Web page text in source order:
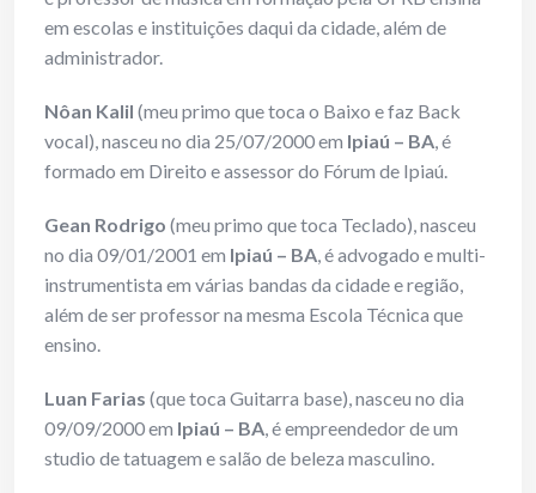
em escolas e instituições daqui da cidade, além de
administrador.
Nôan Kalil (meu primo que toca o Baixo e faz Back
vocal), nasceu no dia 25/07/2000 em Ipiaú – BA, é
formado em Direito e assessor do Fórum de Ipiaú.
Gean Rodrigo (meu primo que toca Teclado), nasceu
no dia 09/01/2001 em Ipiaú – BA, é advogado e multi-
instrumentista em várias bandas da cidade e região,
além de ser professor na mesma Escola Técnica que
ensino.
Luan Farias (que toca Guitarra base), nasceu no dia
09/09/2000 em Ipiaú – BA, é empreendedor de um
studio de tatuagem e salão de beleza masculino.